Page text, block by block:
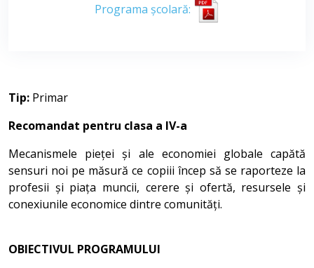
Programa școlară:
Tip: Primar
Recomandat pentru clasa a IV-a
Mecanismele pieței și ale economiei globale capătă
sensuri noi pe măsură ce copiii încep să se raporteze la
profesii și piața muncii, cerere și ofertă, resursele și
conexiunile economice dintre comunități.
OBIECTIVUL PROGRAMULUI